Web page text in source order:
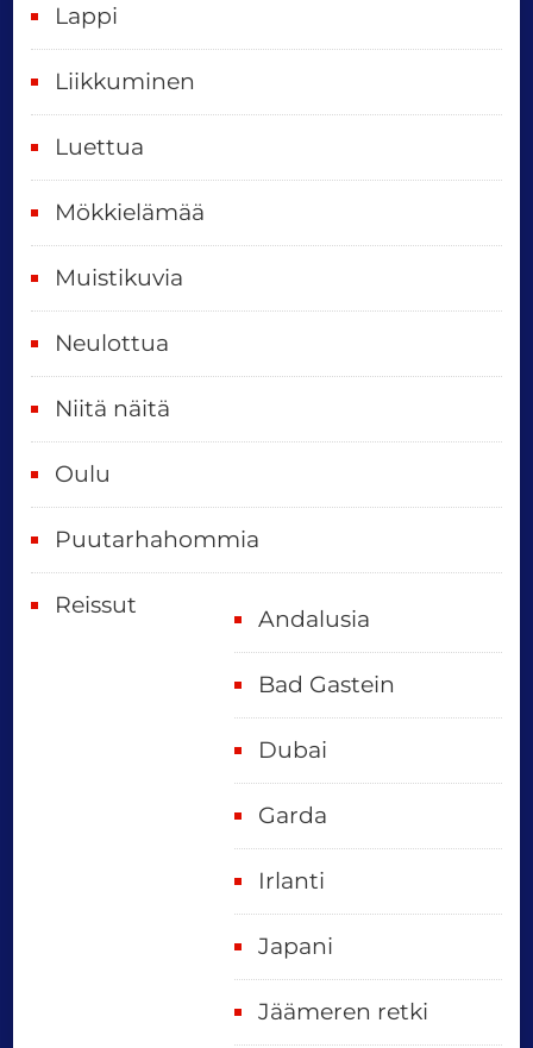
p
ä
ä
t
Lappi
Liikkuminen
Luettua
Mökkielämää
Muistikuvia
Neulottua
Niitä näitä
Oulu
Puutarhahommia
Reissut
Andalusia
Bad Gastein
Dubai
Garda
Irlanti
Japani
Jäämeren retki